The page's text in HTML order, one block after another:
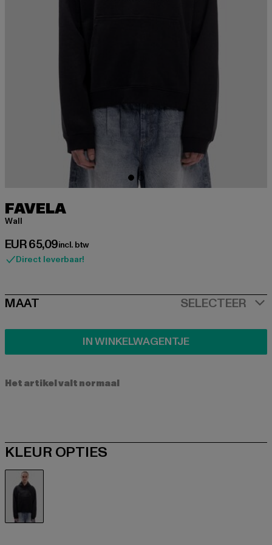
FAVELA
Wall
EUR 65,09
Huidige prijs: EUR 65,09
incl. btw
Direct leverbaar!
SIZE
MAAT SELECTEER
IN WINKELWAGENTJE
Het artikel valt normaal
KLEUR OPTIES